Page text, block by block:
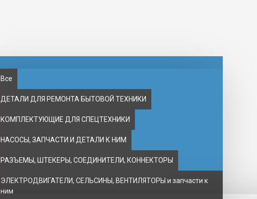
Все
ДЕТАЛИ ДЛЯ РЕМОНТА БЫТОВОЙ ТЕХНИКИ
КОМПЛЕКТУЮЩИЕ ДЛЯ СПЕЦТЕХНИКИ
НАСОСЫ, ЗАПЧАСТИ И ДЕТАЛИ К НИМ
РАЗЪЕМЫ, ШТЕКЕРЫ, СОЕДИНИТЕЛИ, КОННЕКТОРЫ
ЭЛЕКТРОДВИГАТЕЛИ, CЕЛЬСИНЫ, ВЕНТИЛЯТОРЫ и запчасти к
ним